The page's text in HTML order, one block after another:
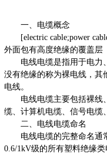
一、电缆概念
[electric cable;power
外面包有高度绝缘的覆盖层
电线电缆是指用于电力、
没有绝缘的称为裸电线，其
电线。
电线电缆主要包括裸线、
缆、计算机电缆、信号电缆
二、电线电缆命名
电线电缆的完整命名通常
0.6/1kV级的所有塑料绝缘